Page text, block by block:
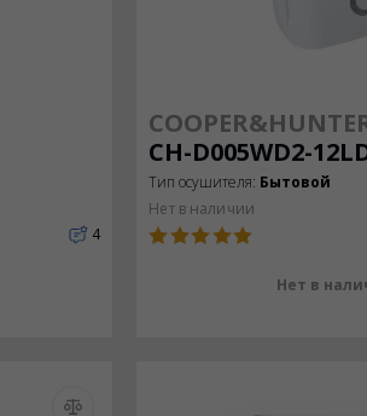
4
CH-D005WD2-
Тип осушителя: Бытовой
Нет в наличии
Нет в